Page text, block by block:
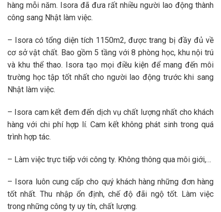
hàng mỗi năm. Isora đã đưa rất nhiều người lao động thành
công sang Nhật làm việc.
– Isora có tổng diện tích 1150m2, được trang bị đầy đủ về
cơ sở vật chất. Bao gồm 5 tầng với 8 phòng học, khu nội trú
và khu thể thao. Isora tạo mọi điều kiện để mang đến môi
trường học tập tốt nhất cho người lao động trước khi sang
Nhật làm việc.
– Isora cam kết đem đến dịch vụ chất lượng nhất cho khách
hàng với chi phí hợp lí. Cam kết không phát sinh trong quá
trình hợp tác.
– Làm việc trực tiếp với công ty. Không thông qua môi giới,…
– Isora luôn cung cấp cho quý khách hàng những đơn hàng
tốt nhất. Thu nhập ổn định, chế độ đãi ngộ tốt. Làm việc
trong những công ty uy tín, chất lượng.